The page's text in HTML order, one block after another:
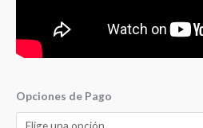
Opciones de Pago